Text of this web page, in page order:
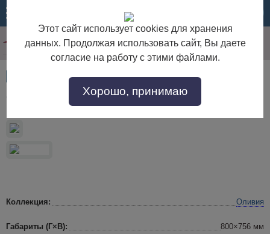
30686
Оливия Кухонный стол раздвижной
Коллекция: Оливия
Габариты (Г×В): 800×756 мм
Этот сайт использует cookies для хранения
данных. Продолжая использовать сайт, Вы даете
согласие на работу с этими файлами.
Хорошо, принимаю